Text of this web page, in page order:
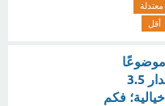
معتدلة
أقل
على بعد cm 40 منها بمقدار 3.5
فكم